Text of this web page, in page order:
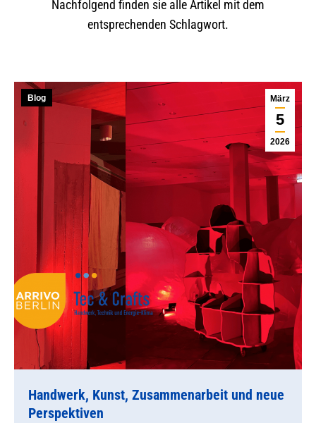
Nachfolgend finden sie alle Artikel mit dem
entsprechenden Schlagwort.
März
5
2026
Blog
Handwerk, Kunst, Zusammenarbeit und neue
Perspektiven